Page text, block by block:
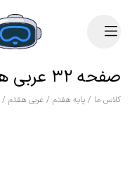
صفحه ۳۲ عربی هفتم
کلاس ما / پایه هفتم / عربی هفتم /